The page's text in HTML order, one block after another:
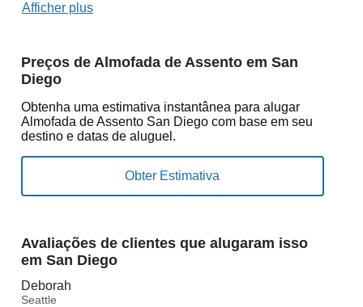
Afficher plus
Preços de Almofada de Assento em San
Diego
Obtenha uma estimativa instantânea para alugar
Almofada de Assento San Diego com base em seu
destino e datas de aluguel.
Avaliações de clientes que alugaram isso
em San Diego
Deborah
Seattle